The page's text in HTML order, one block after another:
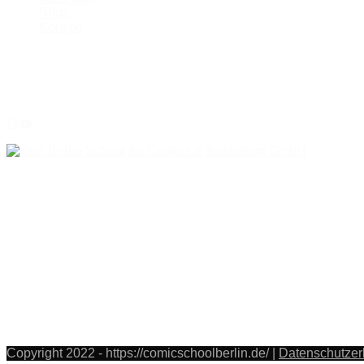
Copyright 2022 - https://comicschoolberlin.de/ |